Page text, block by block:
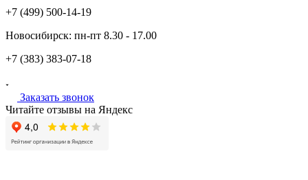
+7 (499) 500-14-19
Новосибирск: пн-пт 8.30 - 17.00
+7 (383) 383-07-18
Заказать звонок
Читайте отзывы на Яндекс